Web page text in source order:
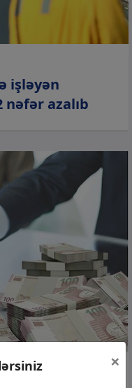
işləyən
nəfər azalıb
×